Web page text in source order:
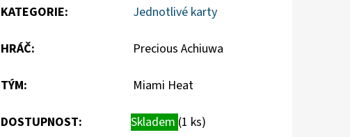
KATEGORIE: Jednotlivé karty
HRÁČ: Precious Achiuwa
TÝM: Miami Heat
DOSTUPNOST: Skladem (1 ks)